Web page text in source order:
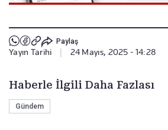
Paylaş
Yayın Tarihi 24 Mayıs, 2025 - 14:28
Haberle İlgili Daha Fazlası
Gündem